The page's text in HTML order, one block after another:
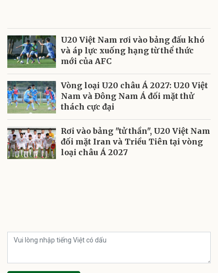
U20 Việt Nam rơi vào bảng đấu khó
và áp lực xuống hạng từ thể thức
mới của AFC
Vòng loại U20 châu Á 2027: U20 Việt
Nam và Đông Nam Á đối mặt thử
thách cực đại
Rơi vào bảng "tử thần", U20 Việt Nam
đối mặt Iran và Triều Tiên tại vòng
loại châu Á 2027